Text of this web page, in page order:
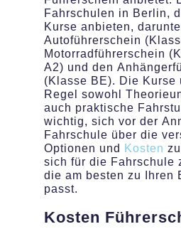
Fahrschulen in Berlin,
Kurse anbieten,
Autoführerschein
Motorradführerschein
A2) und den
(Klasse BE). Die Kurse
Regel sowohl
auch praktische
wichtig, sich vor der
Fahrschule über die
Optionen und
Kosten
sich für die Fahrschule
die am besten zu Ihren
passt.
Kosten